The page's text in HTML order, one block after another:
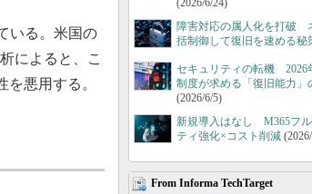
いる。米国の
によると、こ
悪用する。
(2026/6/24)
障害対応の属人化を打破
括制御して復旧を速める秘
セキュリティの転機 2026
制度が求める「復旧能力」
(2026/6/5)
新規導入はなし M365フル
ティ強化×コスト削減
From Informa TechTarget